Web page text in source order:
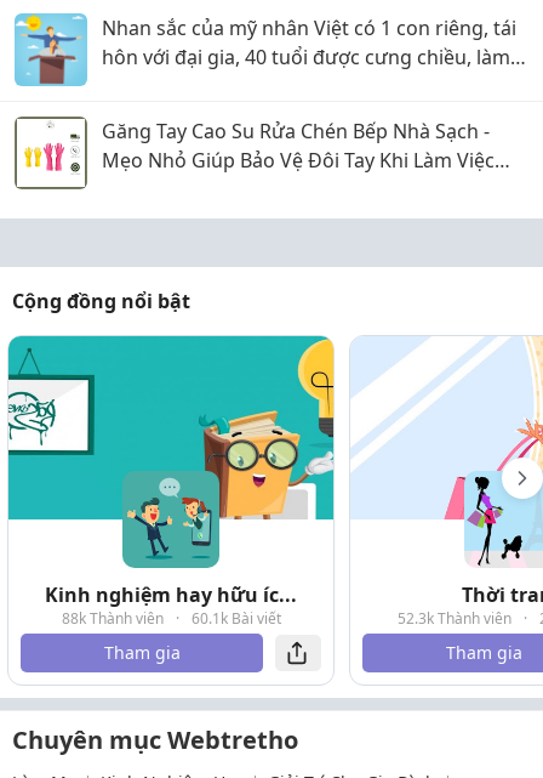
Nhan sắc của mỹ nhân Việt có 1 con riêng, tái
hôn với đại gia, 40 tuổi được cưng chiều, làm
Găng Tay Cao Su Rửa Chén Bếp Nhà Sạch -
Mẹo Nhỏ Giúp Bảo Vệ Đôi Tay Khi Làm Việc
Cộng đồng nổi bật
Kinh nghiệm hay hữu íc...
88k Thành viên · 60.1k Bài viết
Tham gia
Thời
52.3k Thành viên ·
Tham gia
Chuyên mục Webtretho